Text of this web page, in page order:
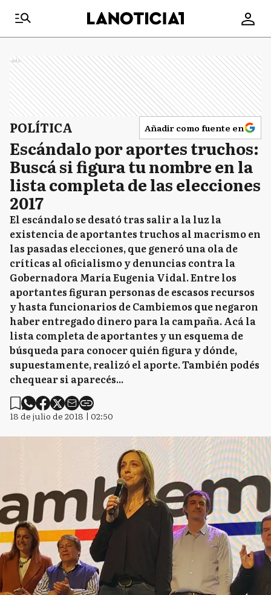
Ads
POLÍTICA Añadir como fuente en
Escándalo por aportes truchos:
Buscá si figura tu nombre en la
lista completa de las elecciones
2017
El escándalo se desató tras salir a la luz la
existencia de aportantes truchos al macrismo en
las pasadas elecciones, que generó una ola de
críticas al oficialismo y denuncias contra la
Gobernadora María Eugenia Vidal. Entre los
aportantes figuran personas de escasos recursos
y hasta funcionarios de Cambiemos que negaron
haber entregado dinero para la campaña. Acá la
lista completa de aportantes y un esquema de
búsqueda para conocer quién figura y dónde,
supuestamente, realizó el aporte. También podés
chequear si aparecés...
18 de julio de 2018 | 02:50